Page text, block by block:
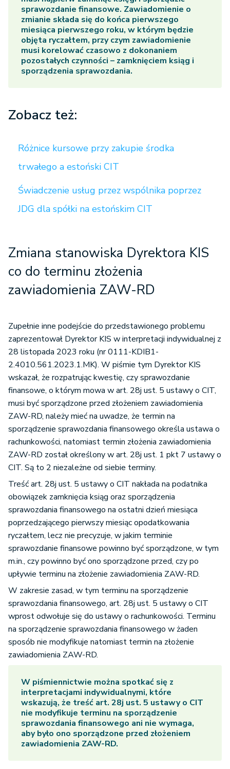
sprawozdanie finansowe. Zawiadomienie o
zmianie składa się do końca pierwszego
miesiąca pierwszego roku, w którym będzie
objęta ryczałtem, przy czym zawiadomienie
musi korelować czasowo z dokonaniem
pozostałych czynności – zamknięciem ksiąg i
sporządzenia sprawozdania.
Zobacz też:
Różnice kursowe przy zakupie środka
trwałego a estoński CIT
Świadczenie usług przez wspólnika poprzez
JDG dla spółki na estońskim CIT
Zmiana stanowiska Dyrektora KIS
co do terminu złożenia
zawiadomienia ZAW-RD
Zupełnie inne podejście do przedstawionego problemu
zaprezentował Dyrektor KIS w interpretacji indywidualnej z
28 listopada 2023 roku (nr 0111-KDIB1-
2.4010.561.2023.1.MK). W piśmie tym Dyrektor KIS
wskazał, że rozpatrując kwestię, czy sprawozdanie
finansowe, o którym mowa w art. 28j ust. 5 ustawy o CIT,
musi być sporządzone przed złożeniem zawiadomienia
ZAW-RD, należy mieć na uwadze, że termin na
sporządzenie sprawozdania finansowego określa ustawa o
rachunkowości, natomiast termin złożenia zawiadomienia
ZAW-RD został określony w art. 28j ust. 1 pkt 7 ustawy o
CIT. Są to 2 niezależne od siebie terminy.
Treść art. 28j ust. 5 ustawy o CIT nakłada na podatnika
obowiązek zamknięcia ksiąg oraz sporządzenia
sprawozdania finansowego na ostatni dzień miesiąca
poprzedzającego pierwszy miesiąc opodatkowania
ryczałtem, lecz nie precyzuje, w jakim terminie
sprawozdanie finansowe powinno być sporządzone, w tym
m.in., czy powinno być ono sporządzone przed, czy po
upływie terminu na złożenie zawiadomienia ZAW-RD.
W zakresie zasad, w tym terminu na sporządzenie
sprawozdania finansowego, art. 28j ust. 5 ustawy o CIT
wprost odwołuje się do ustawy o rachunkowości. Terminu
na sporządzenie sprawozdania finansowego w żaden
sposób nie modyfikuje natomiast termin na złożenie
zawiadomienia ZAW-RD.
W piśmiennictwie można spotkać się z
interpretacjami indywidualnymi, które
wskazują, że treść art. 28j ust. 5 ustawy o CIT
nie modyfikuje terminu na sporządzenie
sprawozdania finansowego ani nie wymaga,
aby było ono sporządzone przed złożeniem
zawiadomienia ZAW-RD.